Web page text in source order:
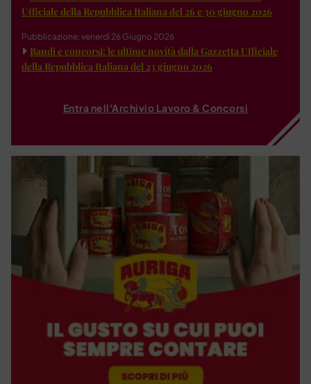
Ufficiale della Repubblica Italiana del 26 e 30 giugno 2026
Pubblicazione: venerdì 26 Giugno 2026
Bandi e concorsi: le ultime novità dalla Gazzetta Ufficiale
della Repubblica Italiana del 23 giugno 2026
Entra nell'Archivio Lavoro & Concorsi